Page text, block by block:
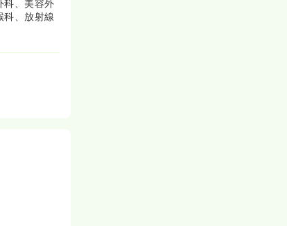
科、美容外
科、放射線